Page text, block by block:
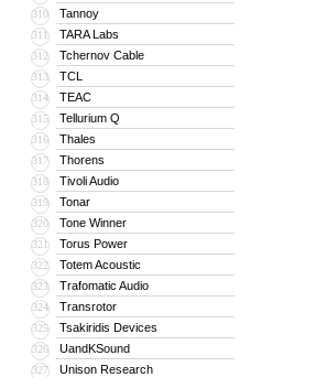
310 Tannoy
311 TARA Labs
312 Tchernov Cable
313 TCL
314 TEAC
315 Tellurium Q
316 Thales
317 Thorens
318 Tivoli Audio
319 Tonar
320 Tone Winner
321 Torus Power
322 Totem Acoustic
323 Trafomatic Audio
324 Transrotor
325 Tsakiridis Devices
326 UandKSound
327 Unison Research